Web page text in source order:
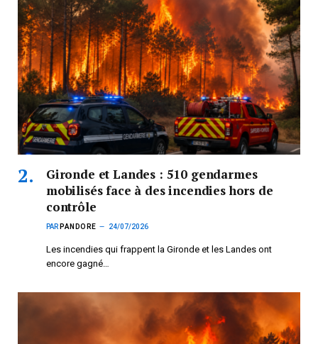
Gironde et Landes : 510 gendarmes
mobilisés face à des incendies hors de
contrôle
PAR PANDORE 24/07/2026
Les incendies qui frappent la Gironde et les Landes ont
encore gagné…